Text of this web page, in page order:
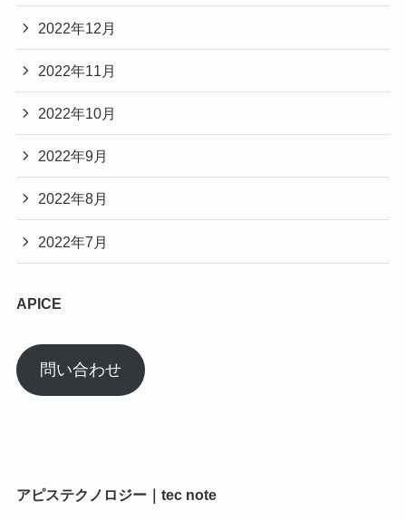
2022年12月
2022年11月
2022年10月
2022年9月
2022年8月
2022年7月
APICE
問い合わせ
アピステクノロジー｜tec note